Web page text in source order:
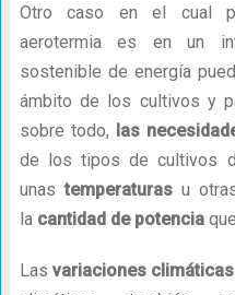
Otro caso en el cual
aerotermia es en un
sostenible de energía
ámbito de los cultivos y
sobre todo, las
de los tipos de cultivos
unastemperaturas u
la cantidad de potencia
Las variaciones